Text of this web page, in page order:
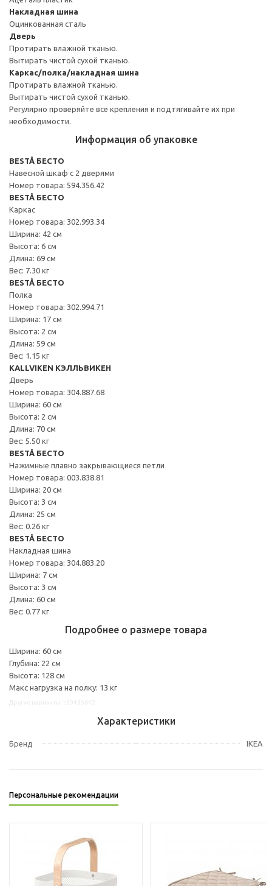
Накладная шина
Оцинкованная сталь
Дверь
Протирать влажной тканью.
Вытирать чистой сухой тканью.
Каркас/полка/накладная шина
Протирать влажной тканью.
Вытирать чистой сухой тканью.
Регулярно проверяйте все крепления и подтягивайте их при
необходимости.
Информация об упаковке
BESTÅ БЕСТО
Навесной шкаф с 2 дверями
Номер товара: 594.356.42
BESTÅ БЕСТО
Каркас
Номер товара: 302.993.34
Ширина: 42 см
Высота: 6 см
Длина: 69 см
Вес: 7.30 кг
BESTÅ БЕСТО
Полка
Номер товара: 302.994.71
Ширина: 17 см
Высота: 2 см
Длина: 59 см
Вес: 1.15 кг
KALLVIKEN КЭЛЛЬВИКЕН
Дверь
Номер товара: 304.887.68
Ширина: 60 см
Высота: 2 см
Длина: 70 см
Вес: 5.50 кг
BESTÅ БЕСТО
Нажимные плавно закрывающиеся петли
Номер товара: 003.838.81
Ширина: 20 см
Высота: 3 см
Длина: 25 см
Вес: 0.26 кг
BESTÅ БЕСТО
Накладная шина
Номер товара: 304.883.20
Ширина: 7 см
Высота: 3 см
Длина: 60 см
Вес: 0.77 кг
Подробнее о размере товара
Ширина: 60 см
Глубина: 22 см
Высота: 128 см
Макс нагрузка на полку: 13 кг
Характеристики
Бренд IKEA
Персональные рекомендации